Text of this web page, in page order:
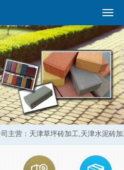
主营：天津草坪砖加工,天津水泥砖